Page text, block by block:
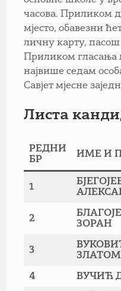
часова. Приликом
мјесто, обавезни
личну карту, пасош
Приликом гласања
највише седам
Савјет мјесне
Листа
РЕДНИ
БР
ИМЕ И
1
2
ЗОРАН
3
4 ВУЧИЋ